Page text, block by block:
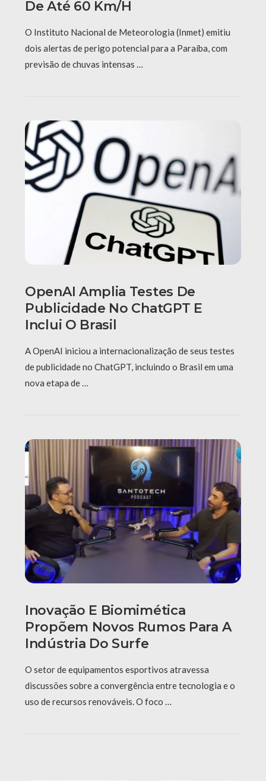
De Até 60 Km/h
O Instituto Nacional de Meteorologia (Inmet) emitiu
dois alertas de perigo potencial para a Paraíba, com
previsão de chuvas intensas …
OpenAI Amplia Testes De
Publicidade No ChatGPT E
Inclui O Brasil
A OpenAI iniciou a internacionalização de seus testes
de publicidade no ChatGPT, incluindo o Brasil em uma
nova etapa de …
Inovação E Biomimética
Propõem Novos Rumos Para A
Indústria Do Surfe
O setor de equipamentos esportivos atravessa
discussões sobre a convergência entre tecnologia e o
uso de recursos renováveis. O foco …